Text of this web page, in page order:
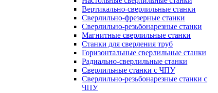
Вертикально-сверлильные станки
Сверлильно-фрезерные станки
Сверлильно-резьбонарезные станки
Магнитные сверлильные станки
Станки для сверления труб
Горизонтальные сверлильные станки
Радиально-сверлильные станки
Сверлильные станки с ЧПУ
Сверлильно-резьбонарезные станки с
ЧПУ